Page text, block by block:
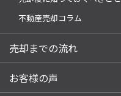
不動産売却コラム
売却までの流れ
お客様の声